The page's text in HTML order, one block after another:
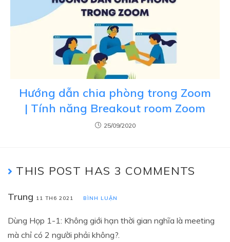
Hướng dẫn chia phòng trong Zoom
| Tính năng Breakout room Zoom
25/09/2020
THIS POST HAS 3 COMMENTS
Trung 11 TH6 2021 BÌNH LUẬN
Dùng Họp 1-1: Không giới hạn thời gian nghĩa là meeting
mà chỉ có 2 người phải không?.